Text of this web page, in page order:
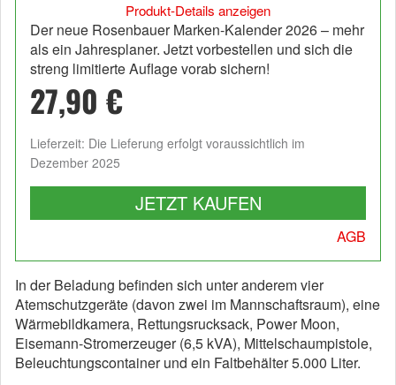
Produkt-Details anzeigen
Der neue Rosenbauer Marken-Kalender 2026 – mehr
als ein Jahresplaner. Jetzt vorbestellen und sich die
streng limitierte Auflage vorab sichern!
27,90 €
Lieferzeit: Die Lieferung erfolgt voraussichtlich im
Dezember 2025
JETZT KAUFEN
AGB
In der Beladung befinden sich unter anderem vier
Atemschutzgeräte (davon zwei im Mannschaftsraum), eine
Wärmebildkamera, Rettungsrucksack, Power Moon,
Eisemann-Stromerzeuger (6,5 kVA), Mittelschaumpistole,
Beleuchtungscontainer und ein Faltbehälter 5.000 Liter.